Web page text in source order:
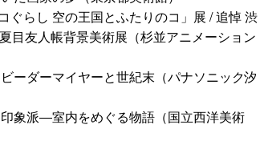
らし 空の王国とふたりのコ」展 / 追悼 渋
目友人帳背景美術展（杉並アニメーション
ーダーマイヤーと世紀末（パナソニック汐
象派―室内をめぐる物語（国立西洋美術